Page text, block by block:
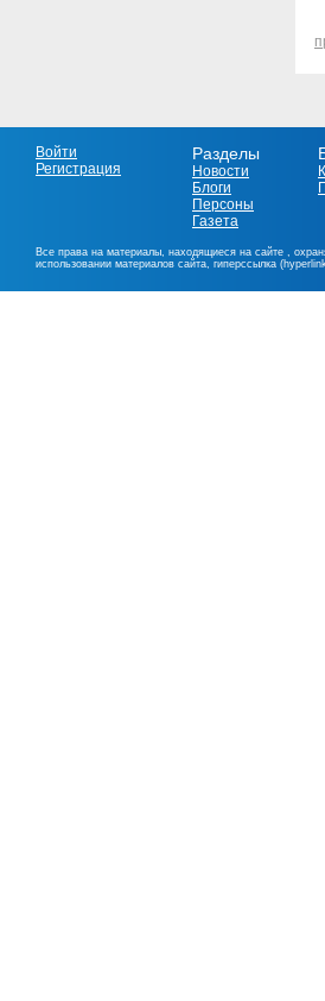
Войти
Регистрация
Разделы
Новости
Блоги
Персоны
Газета
Все права на материалы, находящиеся на сайте ,
использовании материалов сайта, гиперссылка